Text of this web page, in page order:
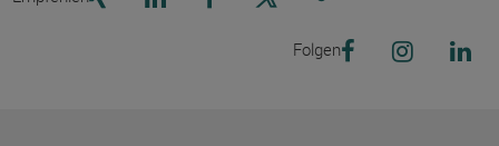
Folgen